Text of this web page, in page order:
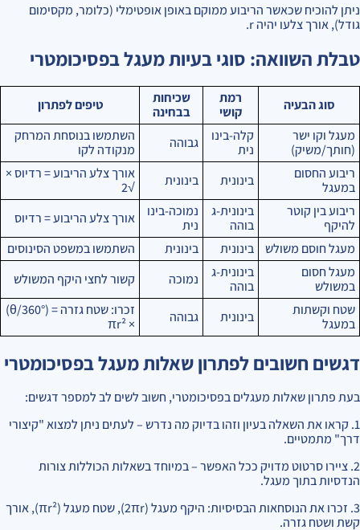
ניתן להוכיח שכאשר הריבוע ממוקם באופן אופטימלי (כלומר, מקסימום
גודל), אורך צלעו יהיה r.
טבלת השוואה: סוגי בעיות מעגל בפסיכומטרי
סוג הבעיה
רמת
קושי
שכיחות
בבחינה
טיפים לפתרון
מעגל וקו ישר
(חותך/משיק)
קלה-בינו
נית
גבוהה
השתמשו בנוסחת המרחק
מנקודה לקו
ריבוע החסום
במעגל
בינונית בינונית
אורך צלע הריבוע = רדיוס ×
√2
ריבוע בין קוטר
להיקף
בינונית-ג
בוהה
נמוכה-בינו
נית
אורך צלע הריבוע = רדיוס
מעגל חוסם משולש
בינונית בינונית
השתמשו במשפט הסינוסים
מעגל חסום
במשולש
בינונית-ג
בוהה
נמוכה
קשור לחצי היקף המשולש
שטח וקשתות
במעגל
בינונית גבוהה
זכרו: שטח גזרה = (θ/360°)
× πr²
דגשים חשובים לפתרון שאלות מעגל בפסיכומטרי
בעת פתרון שאלות מעגלים בפסיכומטרי, חשוב לשים לב למספר דגשים:
1. קראו את השאלה בעיון וזהו בדיוק מה נדרש – לעתים ניתן למצוא "קיצורי
דרך" מתמטיים.
2. ציירו סרטוט מדויק ככל האפשר – במיוחד בשאלות הכוללות צורות
הנדסיות בתוך מעגל.
3. זכרו את הנוסחאות הבסיסיות: היקף מעגל (2πr), שטח מעגל (πr²), אורך
קשת ושטח גזרה.